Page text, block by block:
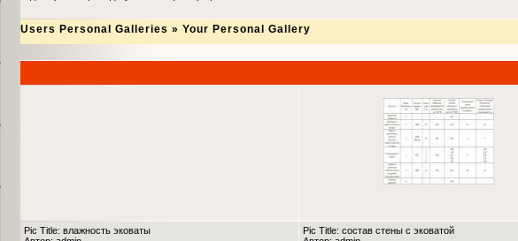
Users Personal Galleries » Your Personal Gallery
Pic Title: влажность эковаты
Pic Title: состав стены с эковатой